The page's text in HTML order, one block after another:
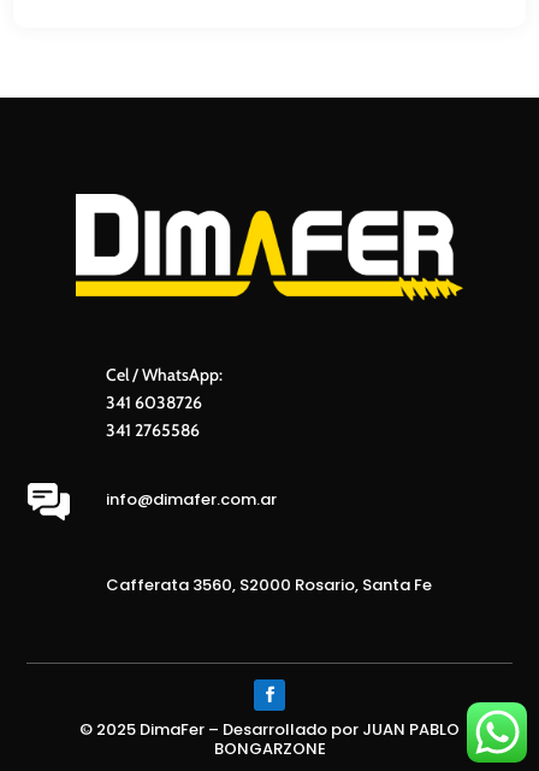
Cel / WhatsApp:
341 6038726
341 2765586
info@dimafer.com.ar
Cafferata 3560, S2000 Rosario, Santa Fe
© 2025 DimaFer – Desarrollado por JUAN PABLO
BONGARZONE